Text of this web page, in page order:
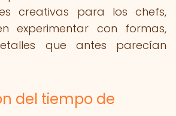
creativas para los chefs,
experimentar con formas,
que antes parecían
del tiempo de